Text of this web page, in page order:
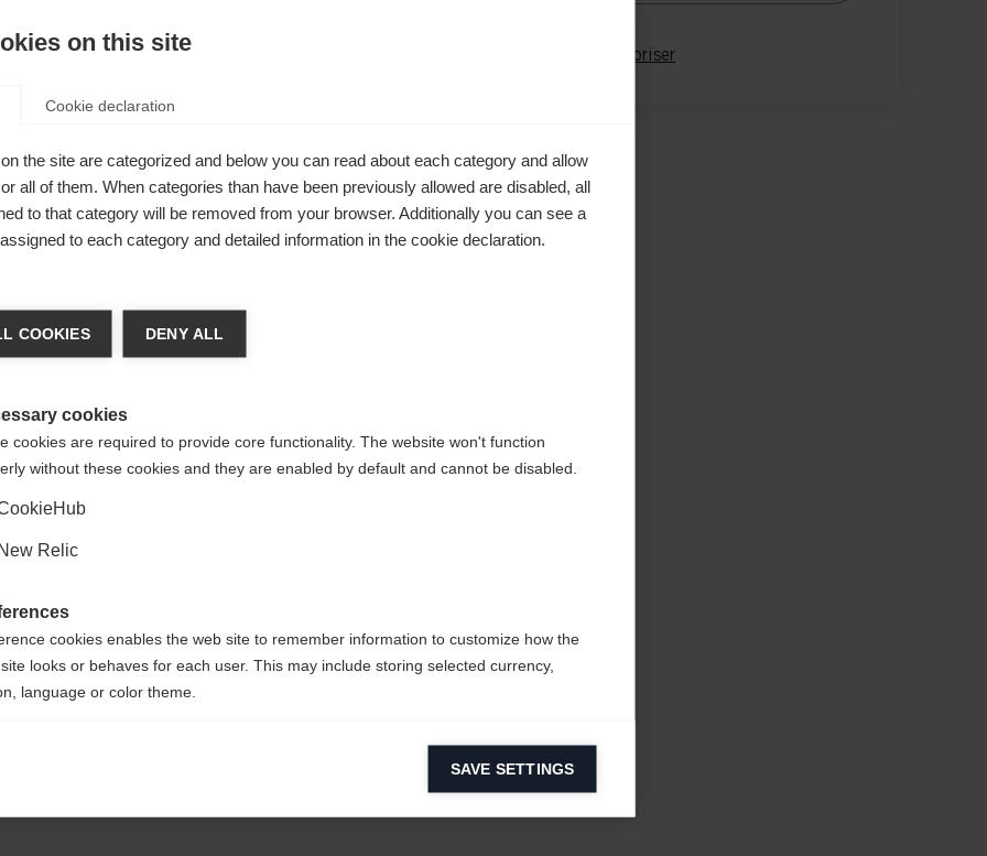
Mémoriser
et
termine
Les
triangle
de langue
(English)
Oui, je souhaite être redirigé(e)
on this site
Cookie declaration
the site are categorized and below you can read about each category and allow
all of them. When categories than have been previously allowed are disabled, all
to that category will be removed from your browser. Additionally you can see a
to each category and detailed information in the cookie declaration.
COOKIES DENY ALL
cookies
cookies are required to provide core functionality. The website won't function
without these cookies and they are enabled by default and cannot be disabled.
New Relic
cookies enables the web site to remember information to customize how the
looks or behaves for each user. This may include storing selected currency,
language or color theme.
cookies help us improve our website by collecting and reporting information on
SAVE SETTINGS